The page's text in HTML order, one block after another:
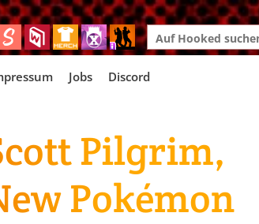
Search
for:
Jobs Discord
Pilgrim,
Pokémon